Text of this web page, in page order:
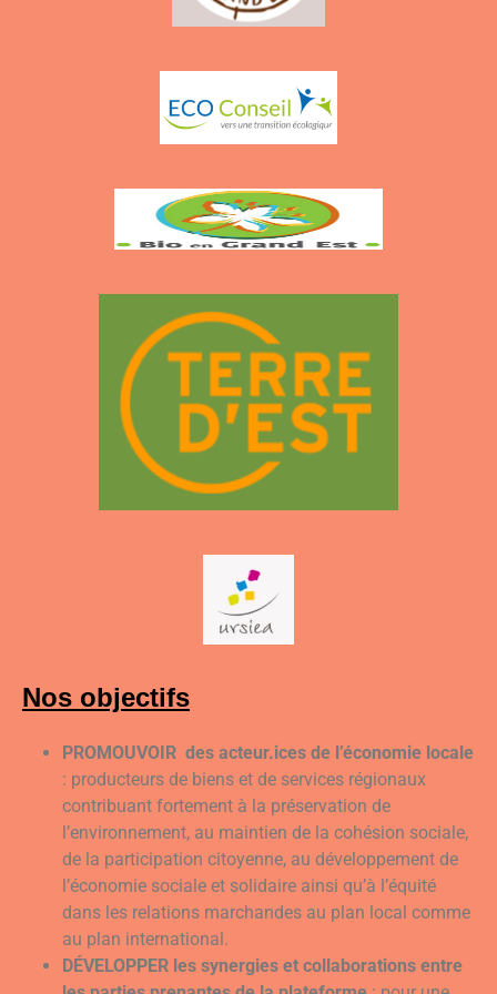
Nos objectifs
PROMOUVOIR des acteur.ices de l’économie locale
: producteurs de biens et de services régionaux
contribuant fortement à la préservation de
l’environnement, au maintien de la cohésion sociale,
de la participation citoyenne, au développement de
l’économie sociale et solidaire ainsi qu’à l’équité
dans les relations marchandes au plan local comme
au plan international.
DÉVELOPPER les synergies et collaborations entre